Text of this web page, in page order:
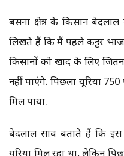
बसना क्षेत्र के किसान बेदलाल
लिखते हैं कि मैं पहले कट्टर
किसानों को खाद के लिए
नहीं पाएंगे. पिछला यूरिया
मिल पाया.
बेदलाल साव बताते हैं कि
यूरिया मिल रहा था, लेकिन